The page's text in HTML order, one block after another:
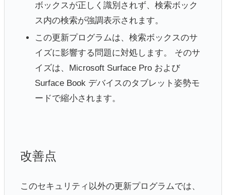
ボックスが正しく識別されず、検索ボック
ス内の検索が強調表示されます。
この更新プログラムは、検索ボックスのサ
イズに影響する問題に対処します。 そのサ
イズは、Microsoft Surface Pro および
Surface Book デバイスのタブレット姿勢モ
ードで縮小されます。
改善点
このセキュリティ以外の更新プログラムでは、